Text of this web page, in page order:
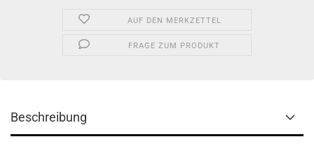
AUF DEN MERKZETTEL
FRAGE ZUM PRODUKT
Beschreibung